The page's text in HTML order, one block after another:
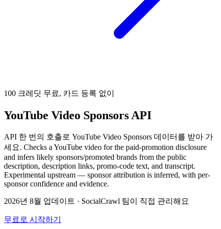
100 크레딧 무료, 카드 등록 없이
YouTube Video Sponsors API
API 한 번의 호출로 YouTube Video Sponsors 데이터를 받아 가
세요. Checks a YouTube video for the paid-promotion disclosure
and infers likely sponsors/promoted brands from the public
description, description links, promo-code text, and transcript.
Experimental upstream — sponsor attribution is inferred, with per-
sponsor confidence and evidence.
2026년 8월 업데이트 · SocialCrawl 팀이 직접 관리해요
무료로 시작하기